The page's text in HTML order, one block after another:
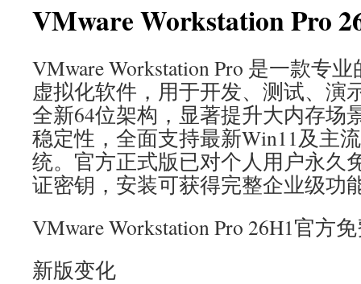
VMware Workstation Pro
VMware Workstation Pro 是一款专
虚拟化软件，用于开发、测试、演
全新64位架构，显著提升大内存场
稳定性，全面支持最新Win11及主
统。官方正式版已对个人用户永久
证密钥，安装可获得完整企业级功
VMware Workstation Pro 26H1官方
新版变化